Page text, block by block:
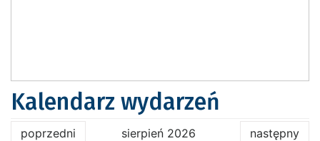
Kalendarz wydarzeń
poprzedni sierpień 2026 następny